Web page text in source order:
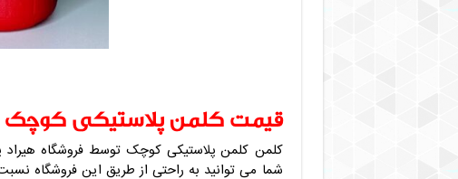
قیمت کلمن پلاستیکی کوچک
کلمن کلمن پلاستیکی کوچک توسط فروشگاه
شما می توانید به راحتی از طریق این فروشگاه